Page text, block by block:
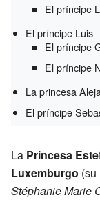
El príncipe
El príncipe Luis
El príncipe
El príncipe
La princesa
El príncipe
La Princesa
Luxemburgo (su
Stéphanie Marie